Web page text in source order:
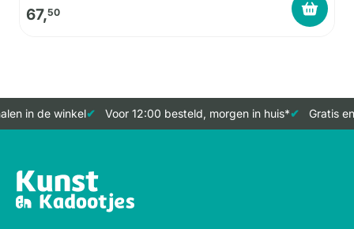
67,50
in de winkel Voor 12:00 besteld, morgen in huis* Gratis